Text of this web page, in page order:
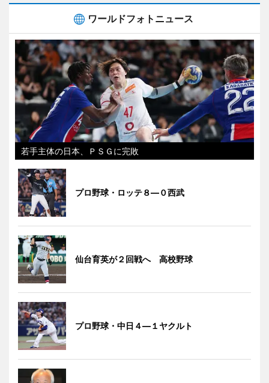
ワールドフォトニュース
若手主体の日本、ＰＳＧに完敗
プロ野球・ロッテ８―０西武
仙台育英が２回戦へ 高校野球
プロ野球・中日４―１ヤクルト